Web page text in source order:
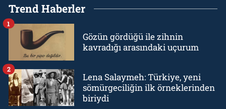
Trend Haberler
Gözün gördüğü ile zihnin
kavradığı arasındaki uçurum
1
Lena Salaymeh: Türkiye, yeni
sömürgeciliğin ilk örneklerinden
biriydi
2